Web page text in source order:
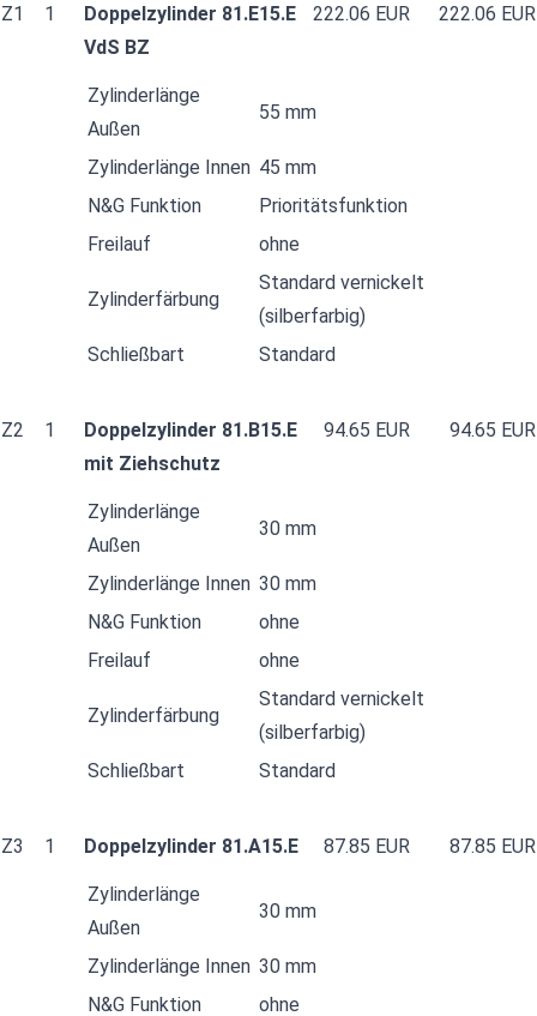
Z1
1
Doppelzylinder 81.E15.E
VdS BZ
222.06 EUR 222.06 EUR
Zylinderlänge
Außen
55 mm
Zylinderlänge Innen 45 mm
N&G Funktion
Prioritätsfunktion
Freilauf
ohne
Zylinderfärbung
Standard vernickelt
(silberfarbig)
Schließbart
Standard
Z2 1
Doppelzylinder 81.B15.E
mit Ziehschutz
94.65 EUR 94.65 EUR
Zylinderlänge
Außen
30 mm
Zylinderlänge Innen 30 mm
N&G Funktion
ohne
Freilauf
ohne
Zylinderfärbung
Standard vernickelt
(silberfarbig)
Schließbart
Standard
Z3 1 Doppelzylinder 81.A15.E 87.85 EUR 87.85 EUR
Zylinderlänge
Außen
30 mm
Zylinderlänge Innen 30 mm
N&G Funktion
ohne